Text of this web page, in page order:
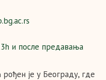
и после предавања
je у Београду, где